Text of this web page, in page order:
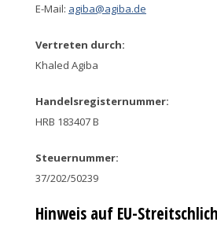
E-Mail: agiba@agiba.de
Vertreten durch:
Khaled Agiba
Handelsregisternummer:
HRB 183407 B
Steuernummer:
37/202/50239
Hinweis auf EU-